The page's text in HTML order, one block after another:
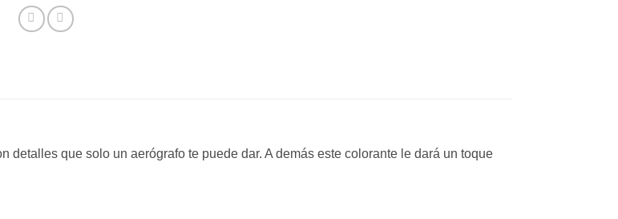
detalles que solo un aerógrafo te puede dar. A demás este colorante le dará un toque